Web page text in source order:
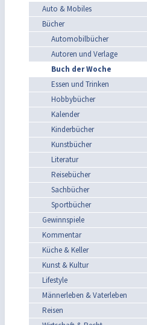
Auto & Mobiles
Bücher
Automobilbücher
Autoren und Verlage
Buch der Woche
Essen und Trinken
Hobbybücher
Kalender
Kinderbücher
Kunstbücher
Literatur
Reisebücher
Sachbücher
Sportbücher
Gewinnspiele
Kommentar
Küche & Keller
Kunst & Kultur
Lifestyle
Männerleben & Vaterleben
Reisen